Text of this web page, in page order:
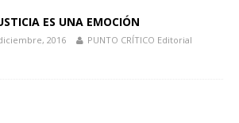
ES UNA EMOCIÓN
2016 PUNTO CRÍTICO Editorial